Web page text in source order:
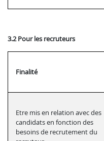
3.2 Pour les recruteurs
Finalité
Etre mis en relation avec des
candidats en fonction des
besoins de recrutement du